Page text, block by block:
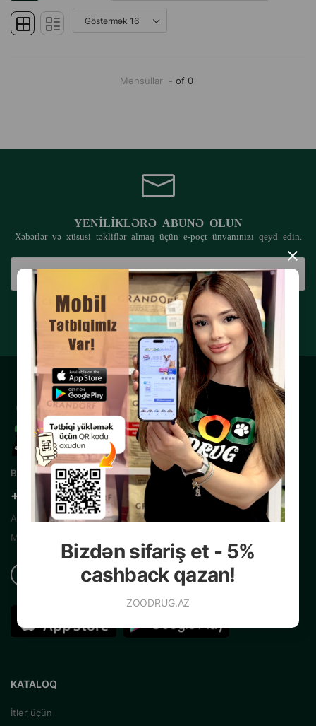
Bizdən sifariş et - 5%
cashback qazan!
ZOODRUG.AZ
×
Nikolay Sinitsa dizaynerlikdən icraçı direktora
qədər yüksəlib. Ataları Yuri Petroviç Sinitsa
onların ev heyvanlarını daha xoşbəxt etmək.
Bu prinsiplər 26 ildən artıqdır ki, uğurlu beynəlxalq
şirkəti inkişaf etdirməyə kömək edir.
Məhsullar - of 0
YENILIKLƏRƏ ABUNƏ OLUN
Xəbərlər və xüsusi təkliflər almaq üçün e-poçt ünvanınızı qeyd edin.
ABUNƏ OL
Bizimlə əlaqə
+99450 200 35 13
Azərbaycanın Mərkəzi İnternet Zoo
Mağazası
KATALOQ
İtlər üçün